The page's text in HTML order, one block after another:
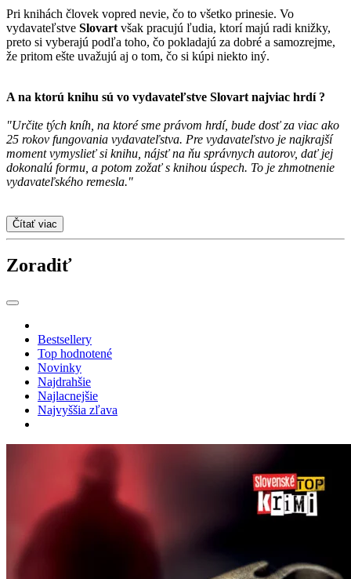
Pri knihách človek vopred nevie, čo to všetko prinesie. Vo
vydavateľstve Slovart však pracujú ľudia, ktorí majú radi knižky,
preto si vyberajú podľa toho, čo pokladajú za dobré a samozrejme,
že pritom ešte uvažujú aj o tom, čo si kúpi niekto iný.
A na ktorú knihu sú vo vydavateľstve Slovart najviac hrdí ?
"Určite tých kníh, na ktoré sme právom hrdí, bude dosť za viac ako
25 rokov fungovania vydavateľstva. Pre vydavateľstvo je najkrajší
moment vymyslieť si knihu, nájsť na ňu správnych autorov, dať jej
dokonalú formu, a potom zožať s knihou úspech. To je zhmotnenie
vydavateľského remesla."
Čítať viac
Zoradiť
Bestsellery
Top hodnotené
Novinky
Najdrahšie
Najlacnejšie
Najvyššia zľava